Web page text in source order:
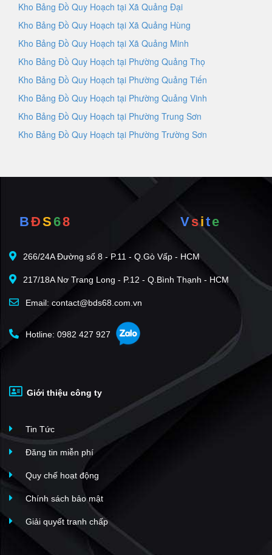
Kho Bảng Đồ Quy Hoạch tại Xã Quảng Đại
Kho Bảng Đồ Quy Hoạch tại Xã Quảng Hùng
Kho Bảng Đồ Quy Hoạch tại Xã Quảng Minh
Kho Bảng Đồ Quy Hoạch tại Phường Quảng Thọ
Kho Bảng Đồ Quy Hoạch tại Phường Quảng Tiến
Kho Bảng Đồ Quy Hoạch tại Phường Quảng Vinh
Kho Bảng Đồ Quy Hoạch tại Phường Trung Sơn
Kho Bảng Đồ Quy Hoạch tại Phường Trường Sơn
BĐS68 Vsite
266/24A Đường số 8 - P.11 - Q.Gò Vấp - HCM
217/18A Nơ Trang Long - P.12 - Q.Bình Thạnh - HCM
Email: contact@bds68.com.vn
Hotline: 0982 427 927
Giới thiệu công ty
Tin Tức
Đăng tin miễn phí
Quy chế hoạt động
Chính sách bảo mật
Giải quyết tranh chấp